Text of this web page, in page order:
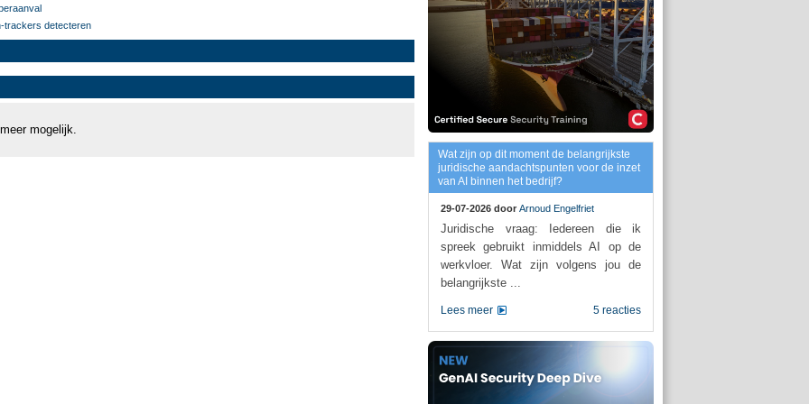
trackers detecteren
mogelijk.
Wat zijn op dit moment de belangrijkste
juridische aandachtspunten voor de inzet
van AI binnen het bedrijf?
29-07-2026 door Arnoud Engelfriet
Juridische vraag: Iedereen die ik
spreek gebruikt inmiddels AI op de
werkvloer. Wat zijn volgens jou de
belangrijkste ...
5 reacties
Lees meer